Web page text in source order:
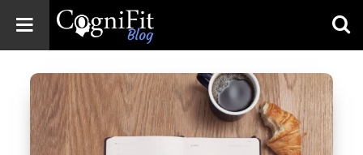
Blog: Brain
Health
News
Brain Training,